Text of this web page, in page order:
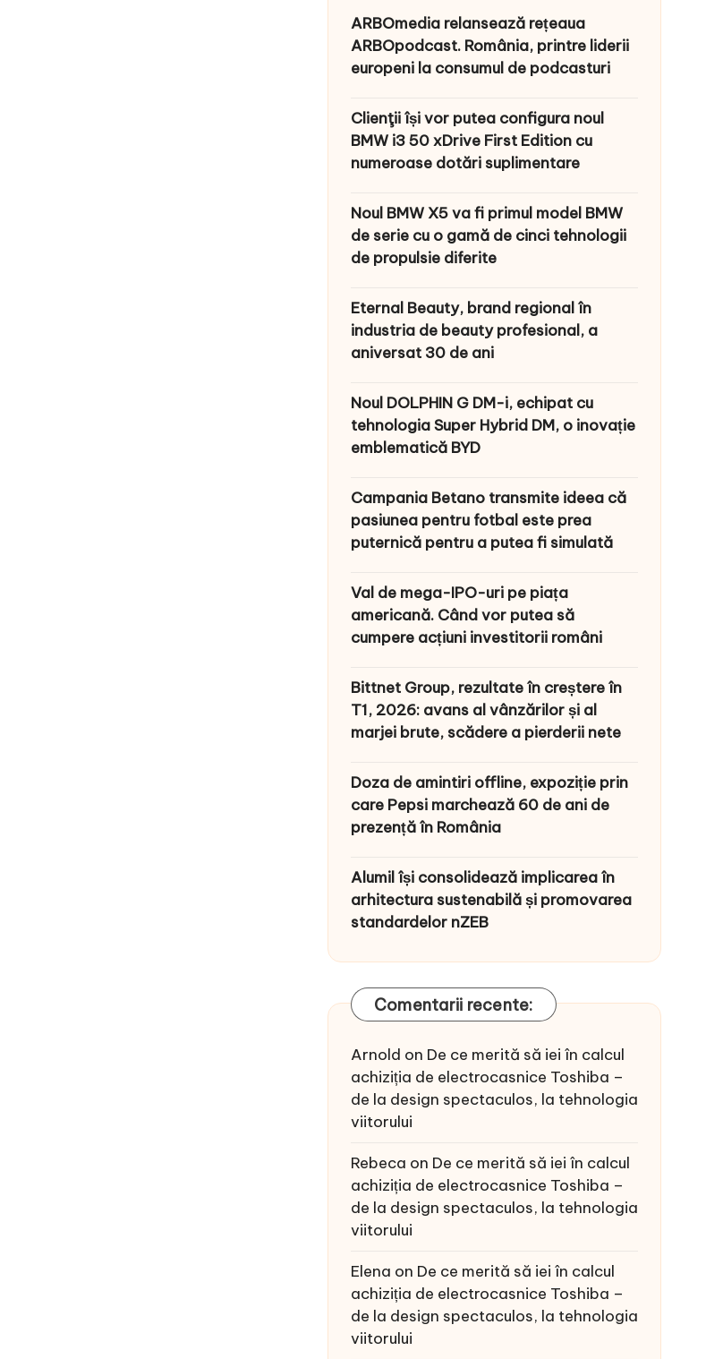
ARBOmedia relansează rețeaua
ARBOpodcast. România, printre liderii
europeni la consumul de podcasturi
Clienţii își vor putea configura noul
BMW i3 50 xDrive First Edition cu
numeroase dotări suplimentare
Noul BMW X5 va fi primul model BMW
de serie cu o gamă de cinci tehnologii
de propulsie diferite
Eternal Beauty, brand regional în
industria de beauty profesional, a
aniversat 30 de ani
Noul DOLPHIN G DM-i, echipat cu
tehnologia Super Hybrid DM, o inovație
emblematică BYD
Campania Betano transmite ideea că
pasiunea pentru fotbal este prea
puternică pentru a putea fi simulată
Val de mega-IPO-uri pe piața
americană. Când vor putea să
cumpere acțiuni investitorii români
Bittnet Group, rezultate în creștere în
T1, 2026: avans al vânzărilor și al
marjei brute, scădere a pierderii nete
Doza de amintiri offline, expoziție prin
care Pepsi marchează 60 de ani de
prezență în România
Alumil își consolidează implicarea în
arhitectura sustenabilă și promovarea
standardelor nZEB
Comentarii recente:
Arnold on De ce merită să iei în calcul
achiziția de electrocasnice Toshiba –
de la design spectaculos, la tehnologia
viitorului
Rebeca on De ce merită să iei în calcul
achiziția de electrocasnice Toshiba –
de la design spectaculos, la tehnologia
viitorului
Elena on De ce merită să iei în calcul
achiziția de electrocasnice Toshiba –
de la design spectaculos, la tehnologia
viitorului